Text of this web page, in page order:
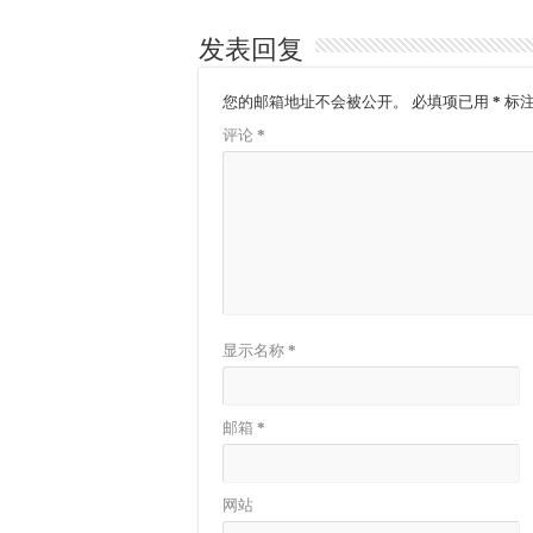
发表回复
您的邮箱地址不会被公开。 必填项已用 * 标注
评论 *
显示名称 *
邮箱 *
网站